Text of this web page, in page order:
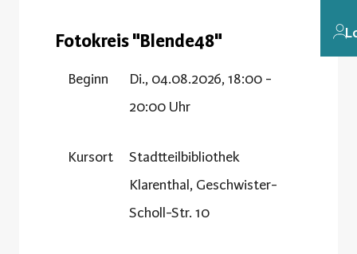
Fotokreis "Blende48"
Beginn
Di., 04.08.2026, 18:00 -
20:00 Uhr
Kursort
Stadtteilbibliothek
Klarenthal, Geschwister-
Scholl-Str. 10